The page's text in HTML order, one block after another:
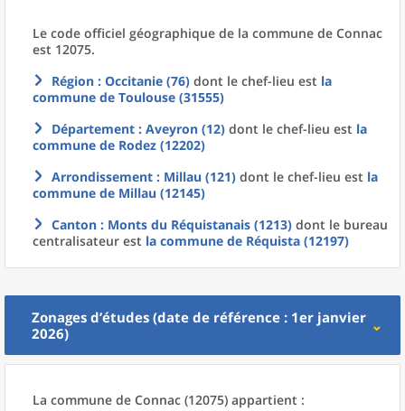
Le code officiel géographique de la commune de Connac
est 12075.
Région : Occitanie (76) dont le chef-lieu est la
commune de Toulouse (31555)
Département : Aveyron (12) dont le chef-lieu est la
commune de Rodez (12202)
Arrondissement : Millau (121) dont le chef-lieu est la
commune de Millau (12145)
Canton : Monts du Réquistanais (1213) dont le bureau
centralisateur est la commune de Réquista (12197)
Zonages d’études (date de référence : 1er janvier
2026)
La commune de Connac (12075) appartient :